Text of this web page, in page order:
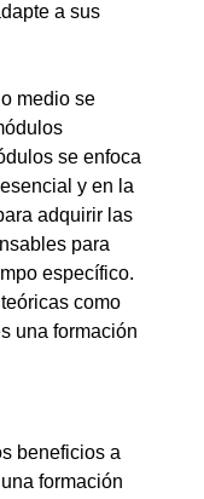
a sus
medio se
se enfoca
y en la
adquirir las
para
específico.
como
una formación
beneficios a
formación